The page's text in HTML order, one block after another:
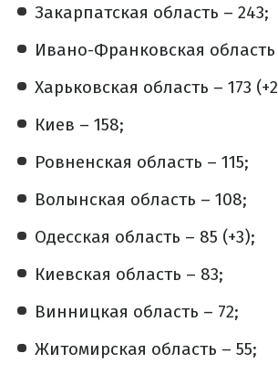
Закарпатская область – 243;
Ивано-Франковская область
Харьковская область – 173
Киев – 158;
Ровненская область – 115;
Волынская область – 108;
Одесская область – 85 (+3);
Киевская область – 83;
Винницкая область – 72;
Житомирская область – 55;